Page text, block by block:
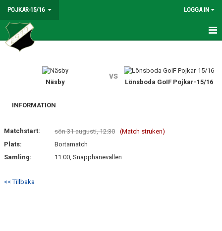
POJKAR-15/16 LOGGA IN
HEM
MATCHER
TRUPPEN
BILDGALLERI
DOKUMENT
Näsby
vs
Lönsboda GoIF Pojkar-15/16
INFORMATION
Matchstart: sön 31 augusti, 12:30
(Match struken)
Plats:
Bortamatch
Samling:
11:00, Snapphanevallen
<< Tillbaka